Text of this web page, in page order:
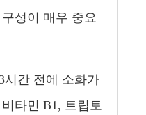
성이 매우 중요
시간 전에 소화가
타민 B1, 트립토